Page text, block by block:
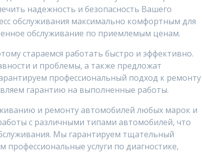
надежность и безопасность Вашего
обслуживания максимально комфортным для
обслуживание по приемлемым ценам.
стараемся работать быстро и эффективно.
и проблемы, а также предложат
профессиональный подход к ремонту
гарантию на выполненные работы.
и ремонту автомобилей любых марок и
с различными типами автомобилей, что
Мы гарантируем тщательный
услуги по диагностике,